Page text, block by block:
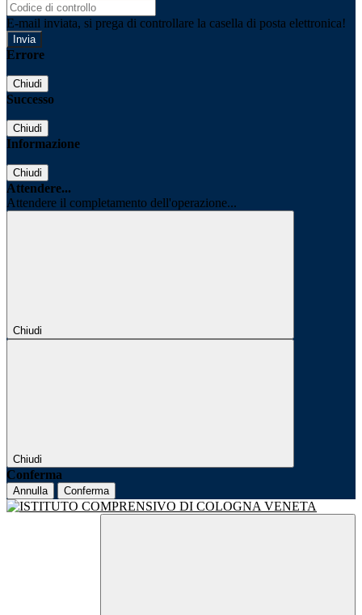
E-mail inviata, si prega di controllare la casella di posta elettronica!
Errore
Chiudi
Successo
Chiudi
Informazione
Chiudi
Attendere...
Attendere il completamento dell'operazione...
Chiudi
Chiudi
Conferma
Annulla Conferma